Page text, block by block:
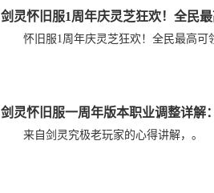
剑灵怀旧服1周年庆灵芝狂欢！全民
怀旧服1周年庆灵芝狂欢！全民最高可
剑灵怀旧服一周年版本职业调整详解
来自剑灵究极老玩家的心得讲解，。